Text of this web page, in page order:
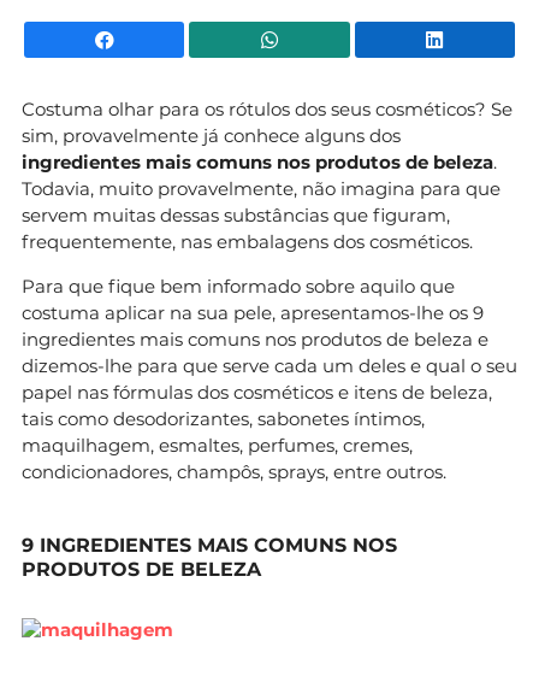
Facebook WhatsApp
Costuma olhar para os rótulos dos seus cosméticos? Se
sim, provavelmente já conhece alguns dos
ingredientes mais comuns nos produtos de beleza.
Todavia, muito provavelmente, não imagina para que
servem muitas dessas substâncias que figuram,
frequentemente, nas embalagens dos cosméticos.
Para que fique bem informado sobre aquilo que
costuma aplicar na sua pele, apresentamos-lhe os 9
ingredientes mais comuns nos produtos de beleza e
dizemos-lhe para que serve cada um deles e qual o seu
papel nas fórmulas dos cosméticos e itens de beleza,
tais como desodorizantes, sabonetes íntimos,
maquilhagem, esmaltes, perfumes, cremes,
condicionadores, champôs, sprays, entre outros.
9 INGREDIENTES MAIS COMUNS NOS
PRODUTOS DE BELEZA